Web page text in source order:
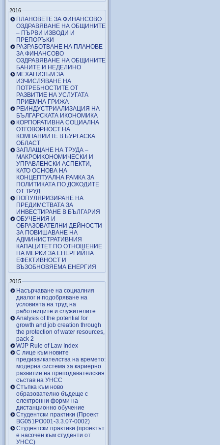
2016
ПЛАНОВЕТЕ ЗА ФИНАНСОВО
ОЗДРАВЯВАНЕ НА ОБЩИНИТЕ
– ПЪРВИ ИЗВОДИ И
ПРЕПОРЪКИ
РАЗРАБОТВАНЕ НА ПЛАНОВЕ
ЗА ФИНАНСОВО
ОЗДРАВЯВАНЕ НА ОБЩИНИТЕ
БАНИТЕ И НЕДЕЛИНО
МЕХАНИЗЪМ ЗА
ИЗЧИСЛЯВАНЕ НА
ПОТРЕБНОСТИТЕ ОТ
РАЗВИТИЕ НА УСЛУГАТА
ПРИЕМНА ГРИЖА
РЕИНДУСТРИАЛИЗАЦИЯ НА
БЪЛГАРСКАТА ИКОНОМИКА
КОРПОРАТИВНА СОЦИАЛНА
ОТГОВОРНОСТ НА
КОМПАНИИТЕ В БУРГАСКА
ОБЛАСТ
ЗАПЛАЩАНЕ НА ТРУДА –
МАКРОИКОНОМИЧЕСКИ И
УПРАВЛЕНСКИ АСПЕКТИ,
КАТО ОСНОВА НА
КОНЦЕПТУАЛНА РАМКА ЗА
ПОЛИТИКАТА ПО ДОХОДИТЕ
ОТ ТРУД
ПОПУЛЯРИЗИРАНЕ НА
ПРЕДИМСТВАТА ЗА
ИНВЕСТИРАНЕ В БЪЛГАРИЯ
ОБУЧЕНИЯ И
ОБРАЗОВАТЕЛНИ ДЕЙНОСТИ
ЗА ПОВИШАВАНЕ НА
АДМИНИСТРАТИВНИЯ
КАПАЦИТЕТ ПО ОТНОШЕНИЕ
НА МЕРКИ ЗА ЕНЕРГИЙНА
ЕФЕКТИВНОСТ И
ВЪЗОБНОВЯЕМА ЕНЕРГИЯ
2015
Насърчаване на социалния
диалог и подобряване на
условията на труд на
работниците и служителите
Analysis of the potential for
growth and job creation through
the protection of water resources,
pack 2
WJP Rule of Law Index
С лице към новите
предизвикателства на времето:
модерна система за кариерно
развитие на преподавателския
състав на УНСС
Стъпка към ново
образователно бъдеще с
електронни форми на
дистанционно обучение
Студентски практики (Проект
BG051PO001-3.3.07-0002)
Студентски практики (проектът
е насочен към студенти от
УНСС)